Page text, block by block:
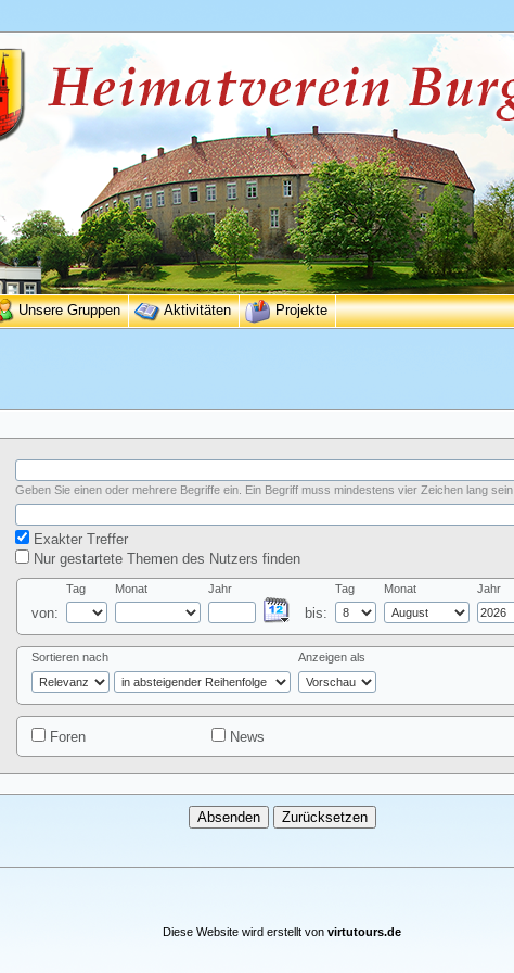
Unsere Gruppen Aktivitäten Projekte
Geben Sie einen oder mehrere Begriffe ein. Ein Begriff muss mindestens vier Zeichen lang sein.
Exakter Treffer
Nur gestartete Themen des Nutzers finden
von:
Tag Monat Jahr
bis:
Tag Monat Jahr
Sortieren nach Anzeigen als
Foren
News
Diese Website wird erstellt von virtutours.de